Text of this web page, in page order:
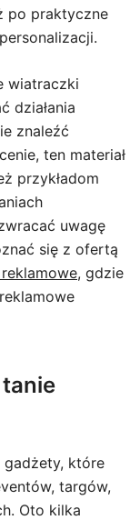
po praktyczne
wiatraczki
działania
znaleźć
ten materiał
przykładom
uwagę
się z ofertą
, gdzie
które
targów,
Oto kilka